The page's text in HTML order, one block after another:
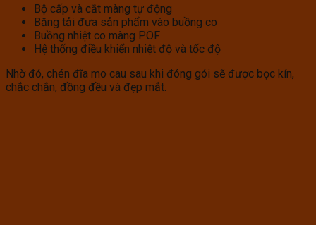
Bộ cấp và cắt màng tự động
Băng tải đưa sản phẩm vào buồng co
Buồng nhiệt co màng POF
Hệ thống điều khiển nhiệt độ và tốc độ
Nhờ đó, chén đĩa mo cau sau khi đóng gói sẽ được bọc kín,
chắc chắn, đồng đều và đẹp mắt.